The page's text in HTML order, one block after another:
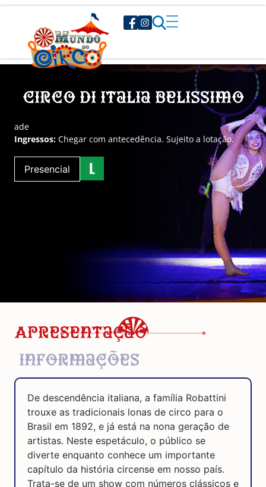
Circo di Italia Belissimo
ade
Ingressos: Chegar com antecedência. Sujeito a lotação.
Presencial
Apresentação
Informações
De descendência italiana, a família Robattini
trouxe as tradicionais lonas de circo para o
Brasil em 1892, e já está na nona geração de
artistas. Neste espetáculo, o público se
diverte enquanto conhece um importante
capítulo da história circense em nosso país.
Trata-se de um show com números clássicos e